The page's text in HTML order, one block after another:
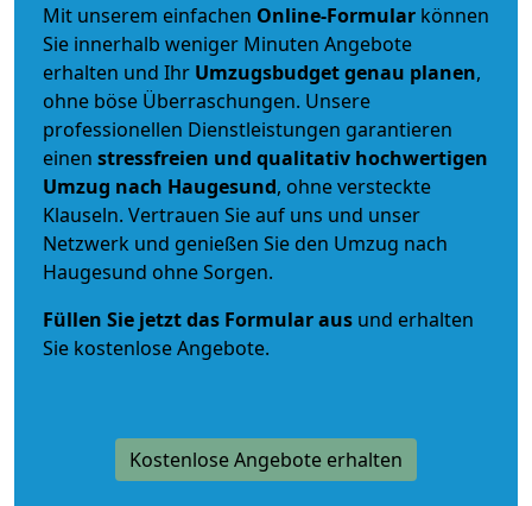
Mit unserem einfachen Online-Formular können
Sie innerhalb weniger Minuten Angebote
erhalten und Ihr Umzugsbudgetgenau planen,
ohne böse Überraschungen. Unsere
professionellen Dienstleistungen garantieren
einen stressfreien und qualitativ hochwertigen
Umzug nach Haugesund, ohne versteckte
Klauseln. Vertrauen Sie auf uns und unser
Netzwerk und genießen Sie den Umzug nach
Haugesund ohne Sorgen.
Füllen Sie jetzt das Formular aus und erhalten
Sie kostenlose Angebote.
Kostenlose Angebote erhalten